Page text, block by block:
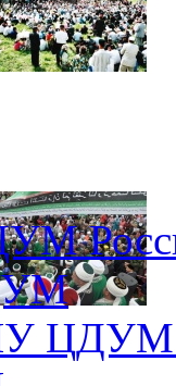
ЦДУМ